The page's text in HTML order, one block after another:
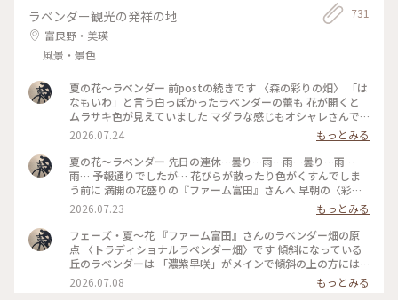
ラベンダー観光の発祥の地
富良野・美瑛
風景・景色
731
夏の花〜ラベンダー 前postの続きです 〈森の彩りの畑〉 「は
なもいわ」と言う白っぽかったラベンダーの蕾も 花が開くと
ムラサキ色が見えていました マダラな感じもオシャレさんで
す 〈彩りの畑〉の定番だった花々は連作障害を防ぐために
〈森の彩りの畑〉に植えられましたが… 今年の色のパターンを
見ると… やっぱり元の配色の方が好きかも〜です また来年も
美しい彩りを巡りたいと思います #ひみつの絶景 #丘のある風
景 #花のある風景 #ひみつの絶景北海道 #夏景色 #花景色 #ファ
2026.07.24
もっとみる
夏の花〜ラベンダー 先日の連休…曇り…雨…雨…曇り…雨…
雨… 予報通りでしたが… 花びらが散ったり色がくすんでしま
う前に 満開の花盛りの『ファーム富田』さんへ 早朝の〈彩り
の畑〉と〈森の彩りの畑〉です 朝陽を浴びて…ラベンダーの色
は赤紫っぽく映りました 左から〜 キバナコスモス・スペアミ
ント・ジニア5色 ペパーミント・ペチュニア・ビール麦 そして
右がオカムラサキです 霧の立ちこめる夏の朝は ここへ辿り着
くまでの道のりも美しかったです そうそう…〈彩りの畑〉の入
り口の木がある辺りで 今年もエゾリスさんに会いました #ひみ
つの絶景 #花のある風景 #丘のある風景 #夏景色 #花景色 #美し
2026.07.23
もっとみる
フェーズ・夏〜花 『ファーム富田』さんのラベンダー畑の原
点 〈トラディショナルラベンダー畑〉です 傾斜になっている
丘のラベンダーは 「濃紫早咲」がメインで傾斜の上の方には
「はなもいわ」と「おかむらさき」があります それぞれが一
度に咲き揃うことはないので 今がくっきりとした鮮やかなラ
2026.07.08 もっとみる